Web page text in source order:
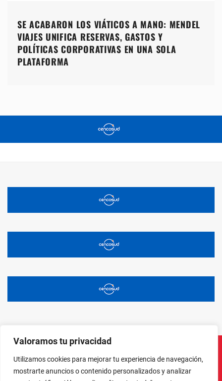
Valoramos tu privacidad
Utilizamos cookies para mejorar tu experiencia de navegación,
mostrarte anuncios o contenido personalizados y analizar
SE ACABARON LOS VIÁTICOS A MANO: MENDEL
VIAJES UNIFICA RESERVAS, GASTOS Y
POLÍTICAS CORPORATIVAS EN UNA SOLA
PLATAFORMA
InstagramFacebook
X LinkedInPinterestYouTube